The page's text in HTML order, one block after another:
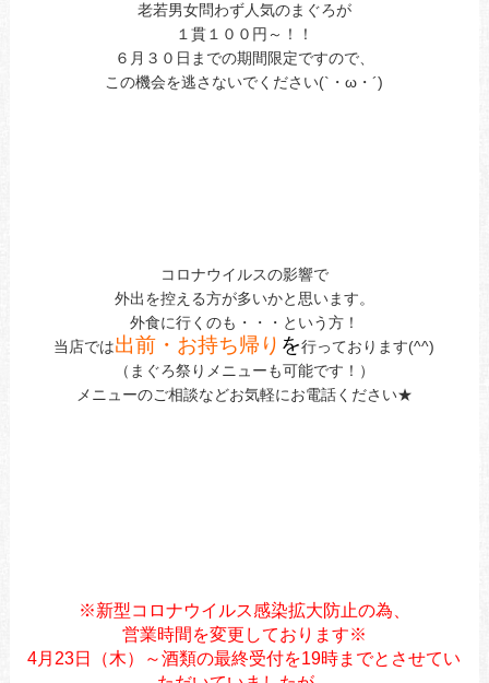
老若男女問わず人気のまぐろが
１貫１００円～！！
６月３０日までの期間限定ですので、
この機会を逃さないでください(`・ω・´)
コロナウイルスの影響で
外出を控える方が多いかと思います。
外食に行くのも・・・という方！
当店では出前・お持ち帰り を行っております(^^)
（まぐろ祭りメニューも可能です！）
メニューのご相談などお気軽にお電話ください★
※新型コロナウイルス感染拡大防止の為、
営業時間を変更しております※
4月23日（木）～酒類の最終受付を19時までとさせてい